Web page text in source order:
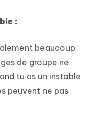
:
beaucoup
de groupe ne
tu as un instable
peuvent ne pas